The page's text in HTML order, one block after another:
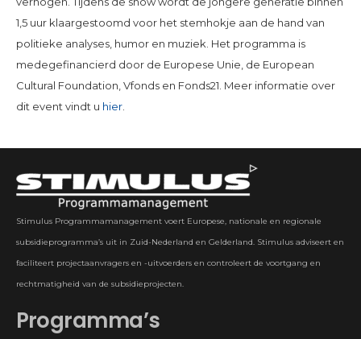
1,5 uur klaargestoomd voor het stemhokje aan de hand van
politieke analyses, humor en muziek. Het programma is
medegefinancierd door de Europese Unie, de European
Cultural Foundation, Vfonds en Fonds21. Meer informatie over
dit event vindt u hier.
Stimulus Programmamanagement voert Europese, nationale en regionale
subsidieprogramma’s uit in Zuid-Nederland en Gelderland. Stimulus adviseert en
faciliteert projectaanvragers en -uitvoerders en controleert de voortgang en
rechtmatigheid van de subsidieprojecten.
Programma’s